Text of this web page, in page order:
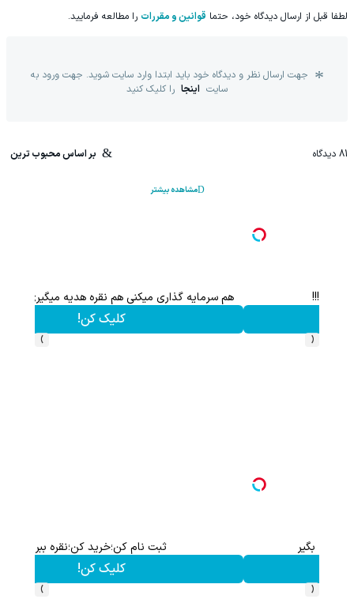
لطفا قبل از ارسال دیدگاه خود، حتما قوانین و مقررات را مطالعه فرمایید.
جهت ارسال نظر و دیدگاه خود باید ابتدا وارد سایت شوید. جهت ورود به
سایت اینجا را کلیک کنید
81 دیدگاه بر اساس محبوب ترین
مشاهده بیشتر
هم سرمایه گذاری میکنی هم نقره هدیه میگیری ؛ثبت نام کن
‹
›
ثبت نام کن؛خرید کن؛نقره ببر
‹
›